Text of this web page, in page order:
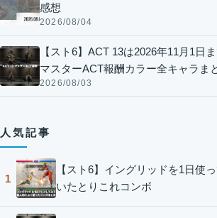
感想
2026/08/04
【スト6】ACT 13は2026年11月1日
マスターACT報酬カラー全キャラま
2026/08/03
人気記事
1
【スト6】イングリッドを1日使
いたとりこれコンボ